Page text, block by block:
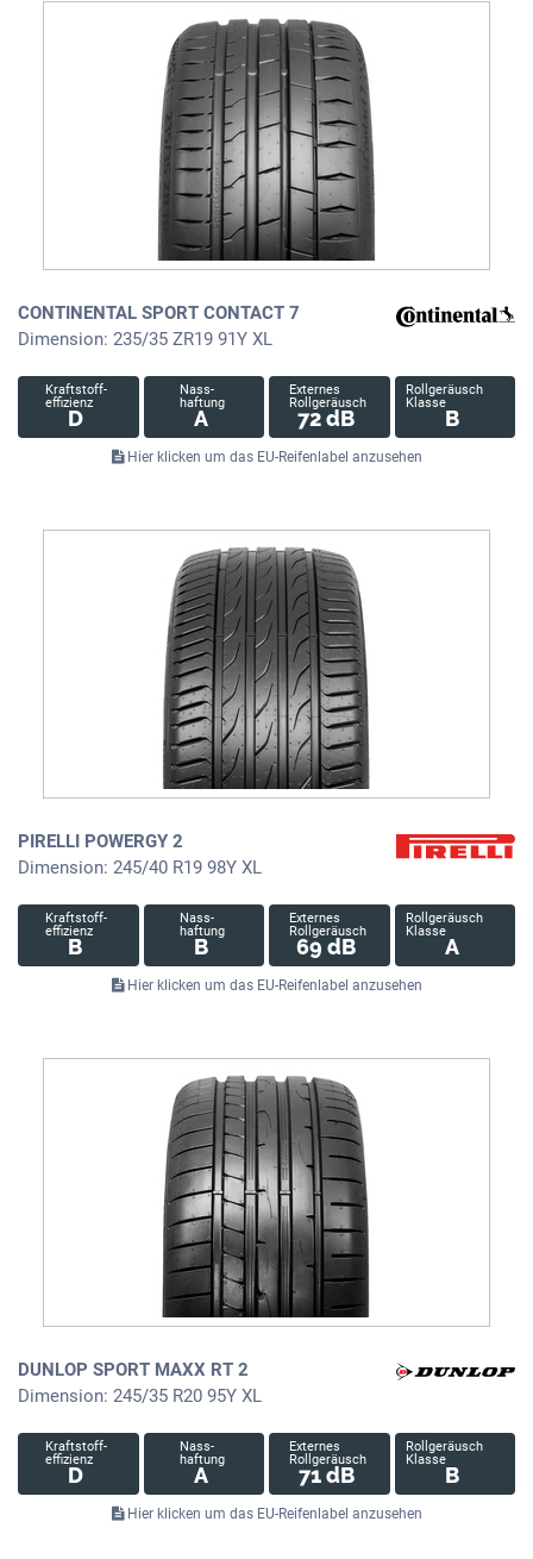
CONTINENTAL SPORT CONTACT 7
Dimension: 235/35 ZR19 91Y XL
Kraftstoff-
effizienz
D
Nass-
haftung
A
Externes
Rollgeräusch
72 dB
Rollgeräusch
Klasse
B
Hier klicken um das EU-Reifenlabel anzusehen
PIRELLI POWERGY 2
Dimension: 245/40 R19 98Y XL
Kraftstoff-
effizienz
B
Nass-
haftung
B
Externes
Rollgeräusch
69 dB
Rollgeräusch
Klasse
A
Hier klicken um das EU-Reifenlabel anzusehen
DUNLOP SPORT MAXX RT 2
Dimension: 245/35 R20 95Y XL
Kraftstoff-
effizienz
D
Nass-
haftung
A
Externes
Rollgeräusch
71 dB
Rollgeräusch
Klasse
B
Hier klicken um das EU-Reifenlabel anzusehen